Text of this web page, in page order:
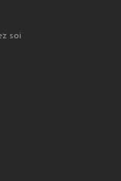
soi